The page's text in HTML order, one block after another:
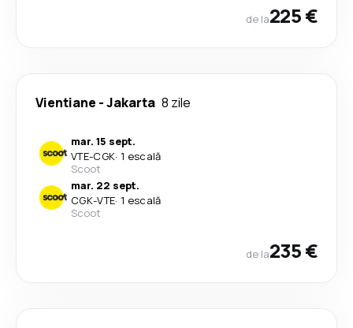
de la225 €
Vientiane -Jakarta 8 zile
mar. 15 sept.
VTE-CGK· 1 escală
Scoot
mar. 22 sept.
CGK-VTE· 1 escală
Scoot
de la235 €